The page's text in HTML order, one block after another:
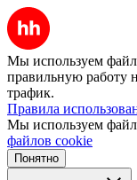
Мы используем
правильную работу
трафик.
Правила
Мы используем
файлов cookie
Понятно